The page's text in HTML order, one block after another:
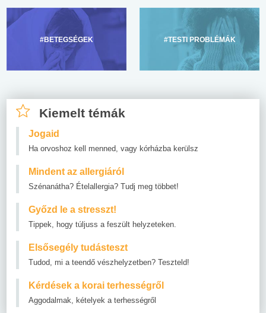
#BETEGSÉGEK #TESTI PROBLÉMÁK
Kiemelt témák
Jogaid
Ha orvoshoz kell menned, vagy kórházba kerülsz
Mindent az allergiáról
Szénanátha? Ételallergia? Tudj meg többet!
Győzd le a stresszt!
Tippek, hogy túljuss a feszült helyzeteken.
Elsősegély tudásteszt
Tudod, mi a teendő vészhelyzetben? Teszteld!
Kérdések a korai terhességről
Aggodalmak, kételyek a terhességről